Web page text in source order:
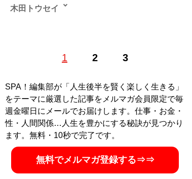
1 2 3
木田トウセイ
記事一覧へ
SPA！編集部が「人生後半を賢く楽しく生きる」
をテーマに厳選した記事をメルマガ会員限定で毎
週金曜日にメールでお届けします。仕事・お金・
性・人間関係…人生を豊かにする秘訣が見つかり
ます。無料・10秒で完了です。
無料でメルマガ登録する⇒⇒